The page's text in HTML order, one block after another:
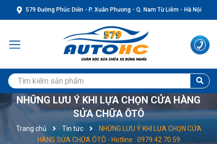
579 Đường Phúc Diễn - P. Xuân Phương - Q. Nam Từ Liêm - Hà Nội
NHỮNG LƯU Ý KHI LỰA CHỌN CỬA HÀNG
SỬA CHỮA ÔTÔ
Trang chủ Tin tức
NHỮNG LƯU Ý KHI LỰA CHỌN CỬA
HÀNG SỬA CHỮA ÔTÔ - Hotline : 0979.42.70.59